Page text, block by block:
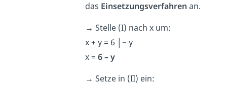
das Einsetzungsverfahren an.
→ Stelle (I) nach x um:
x + y = 6 │− y
x = 6 – y
→ Setze in (II) ein: